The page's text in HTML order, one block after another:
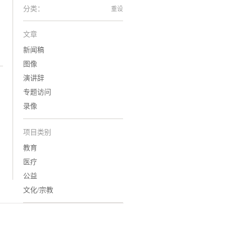
分类： 重设
文章
新闻稿
图像
演讲辞
专题访问
录像
项目类别
教育
医疗
公益
文化/宗教